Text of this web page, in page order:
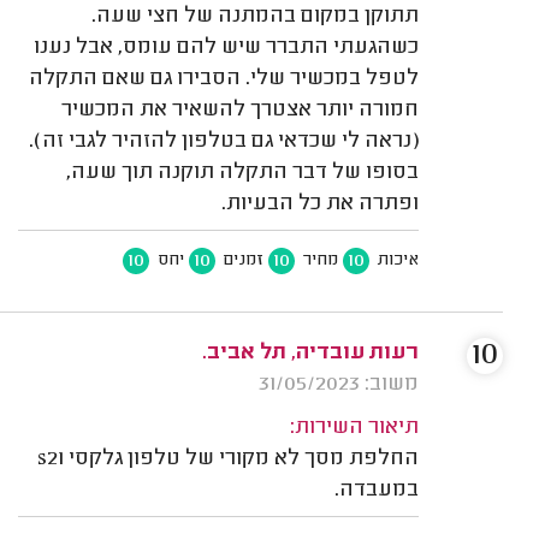
תתוקן במקום בהמתנה של חצי שעה.
כשהגעתי התברר שיש להם עומס, אבל נענו
לטפל במכשיר שלי. הסבירו גם שאם התקלה
חמורה יותר אצטרך להשאיר את המכשיר
(נראה לי שכדאי גם בטלפון להזהיר לגבי זה).
בסופו של דבר התקלה תוקנה תוך שעה,
ופתרה את כל הבעיות.
איכות 10 מחיר 10 זמנים 10 יחס 10
רעות עובדיה, תל אביב.
משוב: 31/05/2023
תיאור השירות:
החלפת מסך לא מקורי של טלפון גלקסי s21
במעבדה.
10